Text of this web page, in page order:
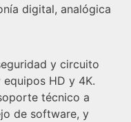
digital, analógica
y circuito
HD y 4K.
técnico a
de software, y